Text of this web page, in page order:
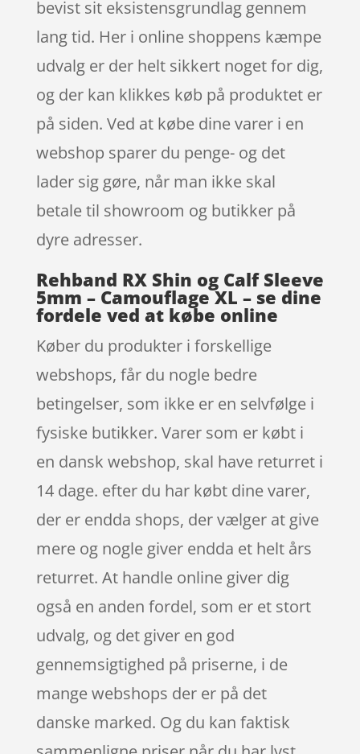
bevist sit eksistensgrundlag gennem
lang tid. Her i online shoppens kæmpe
udvalg er der helt sikkert noget for dig,
og der kan klikkes køb på produktet er
på siden. Ved at købe dine varer i en
webshop sparer du penge- og det
lader sig gøre, når man ikke skal
betale til showroom og butikker på
dyre adresser.
Rehband RX Shin og Calf Sleeve
5mm – Camouflage XL – se dine
fordele ved at købe online
Køber du produkter i forskellige
webshops, får du nogle bedre
betingelser, som ikke er en selvfølge i
fysiske butikker. Varer som er købt i
en dansk webshop, skal have returret i
14 dage. efter du har købt dine varer,
der er endda shops, der vælger at give
mere og nogle giver endda et helt års
returret. At handle online giver dig
også en anden fordel, som er et stort
udvalg, og det giver en god
gennemsigtighed på priserne, i de
mange webshops der er på det
danske marked. Og du kan faktisk